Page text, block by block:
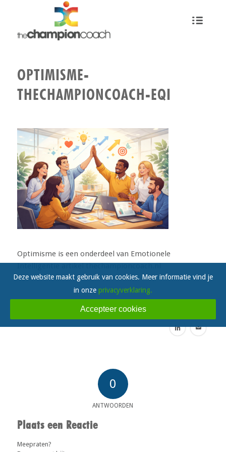
OPTIMISME-
THECHAMPIONCOACH-EQI
Optimisme is een onderdeel van Emotionele
Intelligentie artikel thechampioncoach.nl
0
ANTWOORDEN
Plaats een Reactie
Meepraten?
Deze website maakt gebruik van cookies. Meer informatie vind je
in onze privacyverklaring.
Accepteer cookies